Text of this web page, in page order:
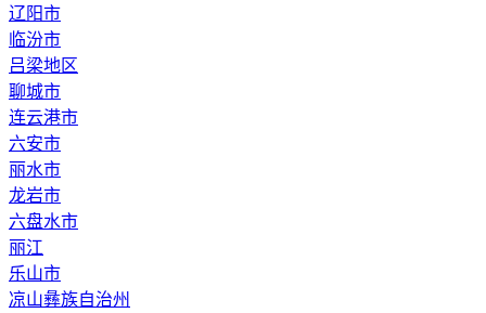
辽阳市
临汾市
吕梁地区
聊城市
连云港市
六安市
丽水市
龙岩市
六盘水市
丽江
乐山市
凉山彝族自治州